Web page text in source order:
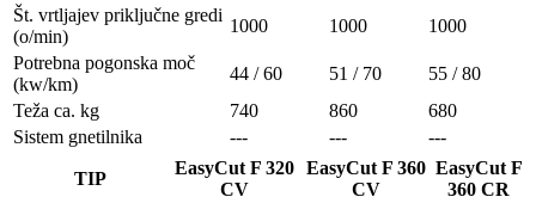
Št. vrtljajev priključne gredi
(o/min)
1000 1000
1000
Potrebna pogonska moč
(kw/km)
44 / 60 51 / 70
55 / 80
Teža ca. kg
740 860
680
Sistem gnetilnika
--- --- ---
TIP
EasyCut F 320
CV
EasyCut F 360
CV
EasyCut F
360 CR